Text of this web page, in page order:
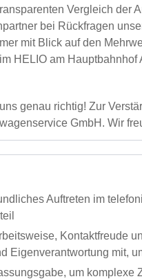
Vergleich
bei Rückfragen
mit Blick auf den
HELIO am Hauptbahnhof
genau richtig! Zur
GmbH. Wir
Auftreten im
Kontaktfreude
Eigenverantwortung mit,
um komplexe